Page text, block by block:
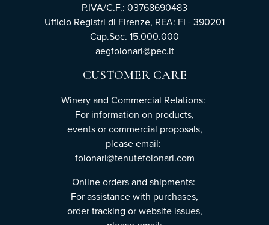
P.IVA/C.F.: 03768690483
Ufficio Registri di Firenze, REA: FI - 390201
Cap.Soc. 15.000.000
aegfolonari@pec.it
CUSTOMER CARE
Winery and Commercial Relations:
For information on products,
events or commercial proposals,
please email:
folonari@tenutefolonari.com
Online orders and shipments:
For assistance with purchases,
order tracking or website issues,